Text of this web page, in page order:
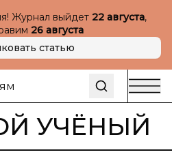
Журнал выйдет 22 августа,
26 августа
статью
УЧЁНЫЙ